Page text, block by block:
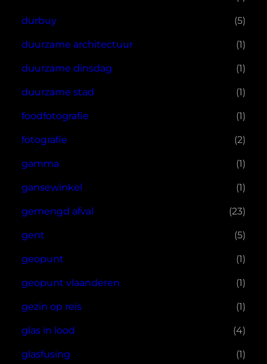
durbuy (5)
duurzame architectuur (1)
duurzame dinsdag (1)
duurzame stad (1)
foodfotografie (1)
fotografie (2)
gamma (1)
gansewinkel (1)
gemengd afval (23)
gent (5)
geopunt (1)
geopunt vlaanderen (1)
gezin op reis (1)
glas in lood (4)
glasfusing (1)